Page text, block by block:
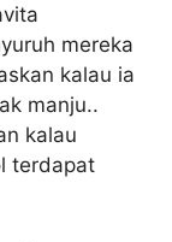
mereka
kalau ia
manju..
kalau
terdapat